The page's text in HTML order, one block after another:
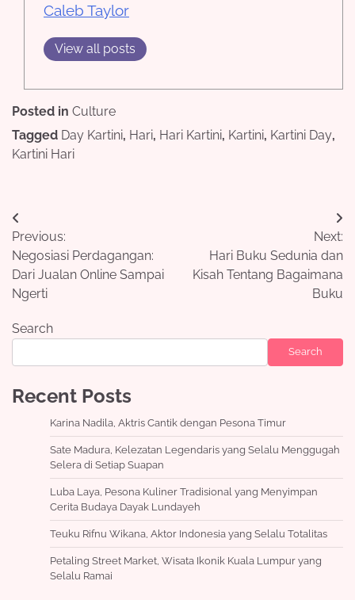
Caleb Taylor
View all posts
Posted in Culture
Tagged Day Kartini, Hari, Hari Kartini, Kartini, Kartini Day,
Kartini Hari
Post
navigation
Previous:
Negosiasi Perdagangan:
Dari Jualan Online Sampai
Ngerti
Next:
Hari Buku Sedunia dan
Kisah Tentang Bagaimana
Buku
Search
Search
Recent Posts
Karina Nadila, Aktris Cantik dengan Pesona Timur
Sate Madura, Kelezatan Legendaris yang Selalu Menggugah
Selera di Setiap Suapan
Luba Laya, Pesona Kuliner Tradisional yang Menyimpan
Cerita Budaya Dayak Lundayeh
Teuku Rifnu Wikana, Aktor Indonesia yang Selalu Totalitas
Petaling Street Market, Wisata Ikonik Kuala Lumpur yang
Selalu Ramai